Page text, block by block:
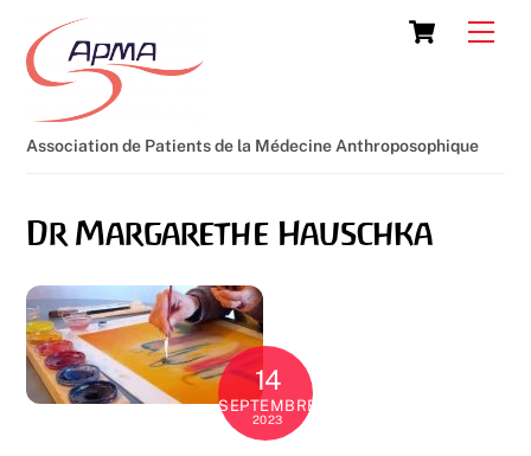
content
Cart
Association de Patients de la Médecine Anthroposophique
Dr Margarethe Hauschka
14
SEPTEMBRE
2023